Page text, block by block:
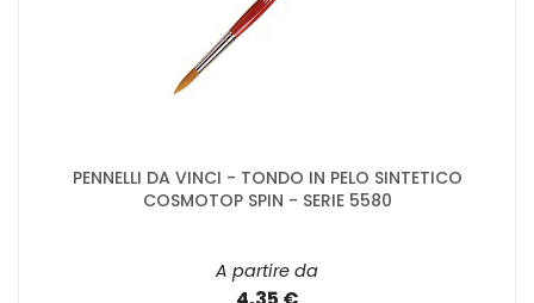
PENNELLI DA VINCI - TONDO IN PELO SINTETICO
COSMOTOP SPIN - SERIE 5580
A partire da